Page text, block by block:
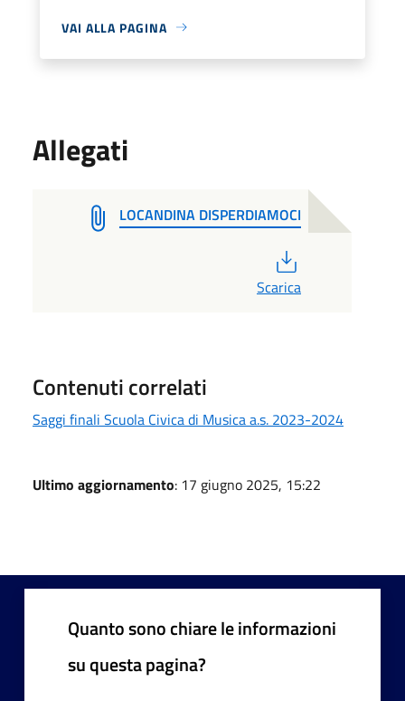
VAI ALLA PAGINA
Allegati
LOCANDINA DISPERDIAMOCI
Scarica
Contenuti correlati
Saggi finali Scuola Civica di Musica a.s. 2023-2024
Ultimo aggiornamento: 17 giugno 2025, 15:22
Quanto sono chiare le informazioni
su questa pagina?